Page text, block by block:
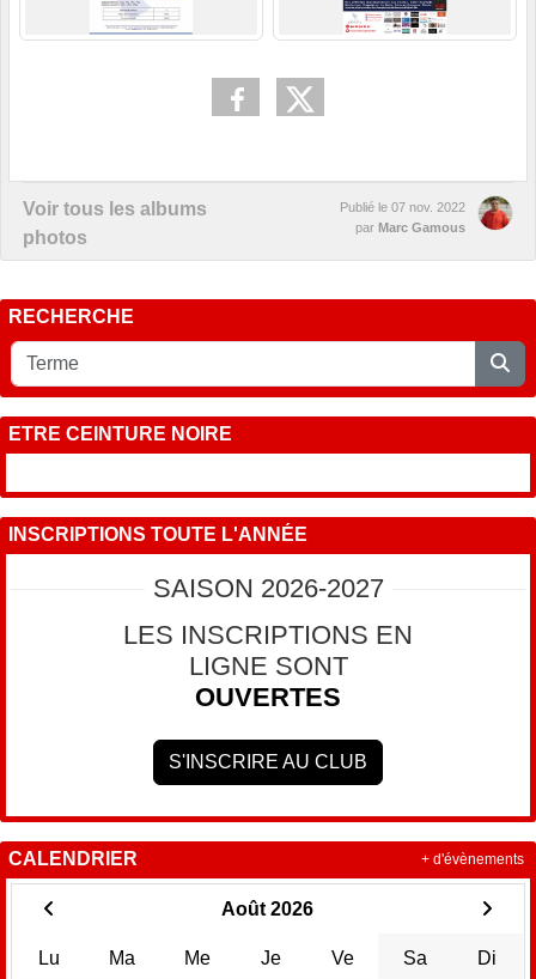
Voir tous les albums
photos
Publié le 07 nov. 2022
par Marc Gamous
RECHERCHE
ETRE CEINTURE NOIRE
INSCRIPTIONS TOUTE L'ANNÉE
SAISON 2026-2027
LES INSCRIPTIONS EN
LIGNE SONT
OUVERTES
S'INSCRIRE AU CLUB
CALENDRIER
Août 2026
Lu Ma Me Je Ve Sa Di
+ d'évènements